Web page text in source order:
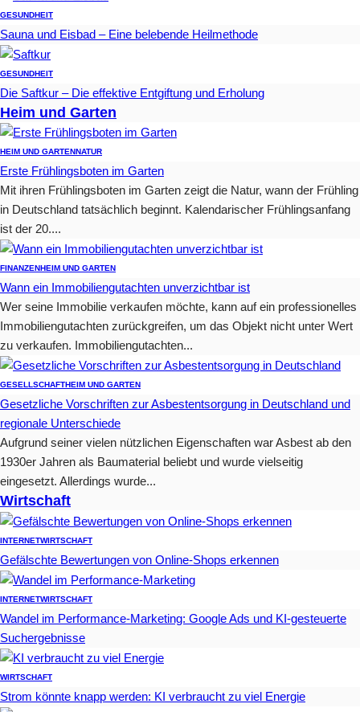
GESUNDHEIT
Sauna und Eisbad – Eine belebende Heilmethode
GESUNDHEIT
Die Saftkur – Die effektive Entgiftung und Erholung
Heim und Garten
HEIM UND GARTEN NATUR
Erste Frühlingsboten im Garten
Mit ihren Frühlingsboten im Garten zeigt die Natur, wann der Frühling
in Deutschland tatsächlich beginnt. Kalendarischer Frühlingsanfang
ist der 20....
FINANZEN HEIM UND GARTEN
Wann ein Immobiliengutachten unverzichtbar ist
Wer seine Immobilie verkaufen möchte, kann auf ein professionelles
Immobiliengutachten zurückgreifen, um das Objekt nicht unter Wert
zu verkaufen. Immobiliengutachten...
GESELLSCHAFTHEIM UND GARTEN
Gesetzliche Vorschriften zur Asbestentsorgung in Deutschland und
regionale Unterschiede
Aufgrund seiner vielen nützlichen Eigenschaften war Asbest ab den
1930er Jahren als Baumaterial beliebt und wurde vielseitig
eingesetzt. Allerdings wurde...
Wirtschaft
INTERNETWIRTSCHAFT
Gefälschte Bewertungen von Online-Shops erkennen
INTERNETWIRTSCHAFT
Wandel im Performance-Marketing: Google Ads und KI-gesteuerte
Suchergebnisse
WIRTSCHAFT
Strom könnte knapp werden: KI verbraucht zu viel Energie